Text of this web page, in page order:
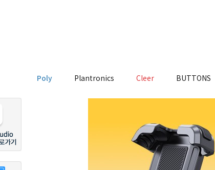
Poly Plantronics Cleer BUTTONS